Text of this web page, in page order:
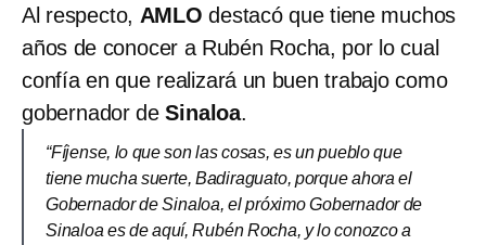
Al respecto, AMLO destacó que tiene muchos
años de conocer a Rubén Rocha, por lo cual
confía en que realizará un buen trabajo como
gobernador deSinaloa.
“Fíjense, lo que son las cosas, es un pueblo que
tiene mucha suerte, Badiraguato, porque ahora el
Gobernador de Sinaloa, el próximo Gobernador de
Sinaloa es de aquí, Rubén Rocha, y lo conozco a